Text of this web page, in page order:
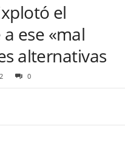
el
ese «mal
alternativas
0